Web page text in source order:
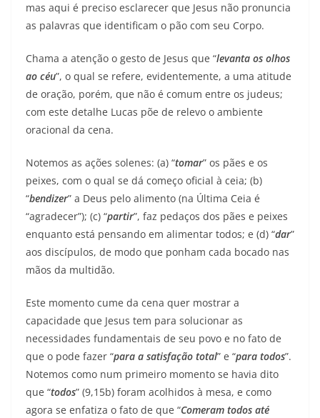
mas aqui é preciso esclarecer que Jesus não pronuncia
as palavras que identificam o pão com seu Corpo.
Chama a atenção o gesto de Jesus que “levanta os olhos
ao céu”, o qual se refere, evidentemente, a uma atitude
de oração, porém, que não é comum entre os judeus;
com este detalhe Lucas põe de relevo o ambiente
oracional da cena.
Notemos as ações solenes: (a) “tomar” os pães e os
peixes, com o qual se dá começo oficial à ceia; (b)
“bendizer” a Deus pelo alimento (na Última Ceia é
“agradecer”); (c) “partir”, faz pedaços dos pães e peixes
enquanto está pensando em alimentar todos; e (d) “dar”
aos discípulos, de modo que ponham cada bocado nas
mãos da multidão.
Este momento cume da cena quer mostrar a
capacidade que Jesus tem para solucionar as
necessidades fundamentais de seu povo e no fato de
que o pode fazer “para a satisfação total” e “para todos”.
Notemos como num primeiro momento se havia dito
que “todos” (9,15b) foram acolhidos à mesa, e como
agora se enfatiza o fato de que “Comeram todos até